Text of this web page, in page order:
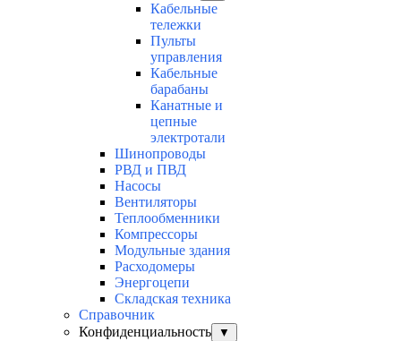
Кабельные
тележки
Пульты
управления
Кабельные
барабаны
Канатные и
цепные
электротали
Шинопроводы
РВД и ПВД
Насосы
Вентиляторы
Теплообменники
Компрессоры
Модульные здания
Расходомеры
Энергоцепи
Складская техника
Справочник
Конфиденциальность
▼